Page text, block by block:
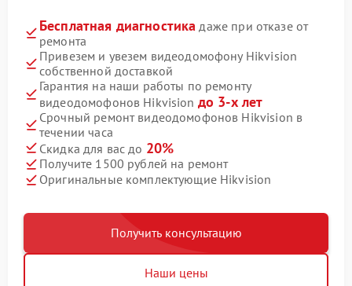
Бесплатная диагностика даже при отказе от
ремонта
Привезем и увезем видеодомофону Hikvision
собственной доставкой
Гарантия на наши работы по ремонту
видеодомофонов Hikvision до 3-х лет
Срочный ремонт видеодомофонов Hikvision в
течении часа
Скидка для вас до 20%
Получите 1500 рублей на ремонт
Оригинальные комплектующие Hikvision
Получить консультацию
Наши цены